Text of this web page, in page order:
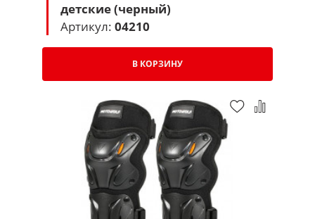
детские (черный)
Артикул: 04210
В КОРЗИНУ